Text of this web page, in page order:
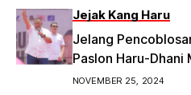
Jejak Kang Haru
Jelang
Paslon Haru-
Bandung
NOVEMBER 25, 2024